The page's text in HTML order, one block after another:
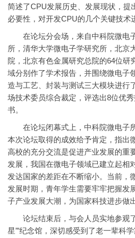
简述了CPU发展历史、发展现状，提
必要性，对开发CPU的几个关键技术
在论坛分会场，来自中科院微电
所，清华大学微电子学研究所，北京
院，北京有色金属研究总院的64位研
域分别作了学术报告，并围绕微电子
造与工艺、封装与测试三大模块进行
场技术委员综合裁定，评选出8位优
书。
在论坛闭幕式上，中科院微电子
本次论坛取得的成效给予肯定，指出
高校的充分交流是促进产业发展的重
发展，我国在微电子领域已建立起相
发达国家的差距在不断缩小。当前，
发展时期，青年学生需要牢牢把握发
子产业发展大潮，为国家科技进步做
论坛结束后，与会人员实地参观了
星’”纪念馆，深切感受到了老一辈科